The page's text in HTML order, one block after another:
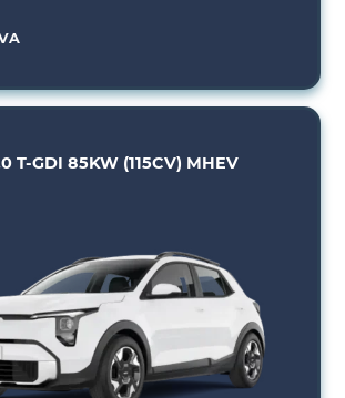
T-GDI 85KW (115CV) MHEV